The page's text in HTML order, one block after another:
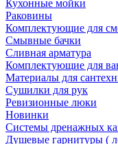
Кухонные мойки
Раковины
Комплектующие для
Смывные бачки
Сливная арматура
Комплектующие для
Материалы для
Сушилки для рук
Ревизионные люки
Новинки
Системы дренажных
Душевые гарнитуры (